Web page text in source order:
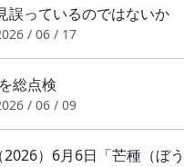
誤っているのではないか
/ 06 / 17
総点検
/ 06 / 09
）6月6日「芒種（ぼ